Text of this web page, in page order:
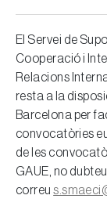
El Servei de
Cooperació i
Relacions
resta a la
Barcelona per
convocatòries
de les
GAUE, no
correu